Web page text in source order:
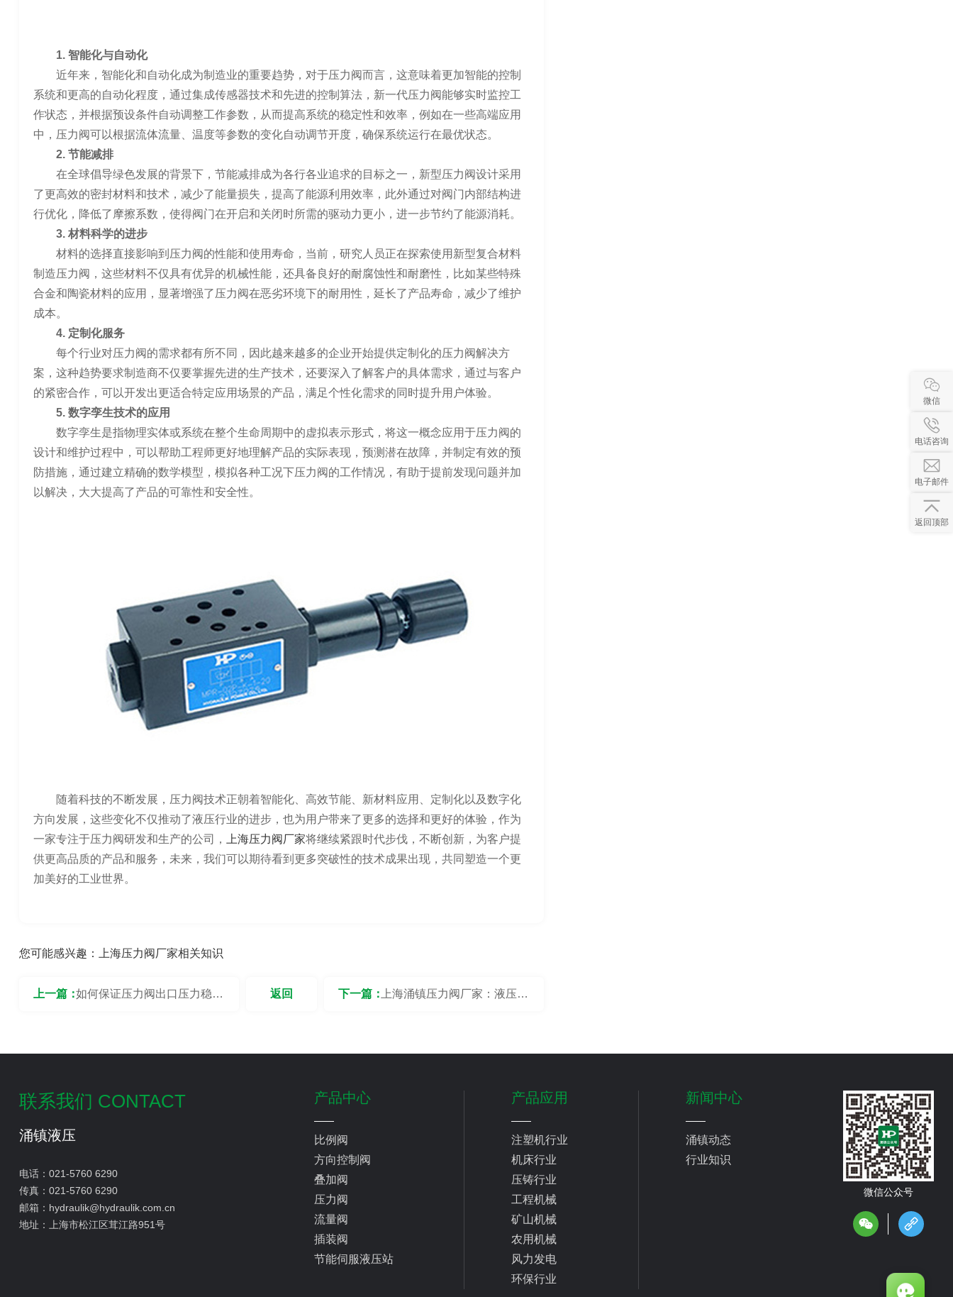
1. 智能化与自动化
近年来，智能化和自动化成为制造业的重要趋势，对于压力阀而言，这意味着更加智能的控制
系统和更高的自动化程度，通过集成传感器技术和先进的控制算法，新一代压力阀能够实时监控工
作状态，并根据预设条件自动调整工作参数，从而提高系统的稳定性和效率，例如在一些高端应用
中，压力阀可以根据流体流量、温度等参数的变化自动调节开度，确保系统运行在最优状态。
2. 节能减排
在全球倡导绿色发展的背景下，节能减排成为各行各业追求的目标之一，新型压力阀设计采用
了更高效的密封材料和技术，减少了能量损失，提高了能源利用效率，此外通过对阀门内部结构进
行优化，降低了摩擦系数，使得阀门在开启和关闭时所需的驱动力更小，进一步节约了能源消耗。
3. 材料科学的进步
材料的选择直接影响到压力阀的性能和使用寿命，当前，研究人员正在探索使用新型复合材料
制造压力阀，这些材料不仅具有优异的机械性能，还具备良好的耐腐蚀性和耐磨性，比如某些特殊
合金和陶瓷材料的应用，显著增强了压力阀在恶劣环境下的耐用性，延长了产品寿命，减少了维护
成本。
4. 定制化服务
每个行业对压力阀的需求都有所不同，因此越来越多的企业开始提供定制化的压力阀解决方
案，这种趋势要求制造商不仅要掌握先进的生产技术，还要深入了解客户的具体需求，通过与客户
的紧密合作，可以开发出更适合特定应用场景的产品，满足个性化需求的同时提升用户体验。
5. 数字孪生技术的应用
数字孪生是指物理实体或系统在整个生命周期中的虚拟表示形式，将这一概念应用于压力阀的
设计和维护过程中，可以帮助工程师更好地理解产品的实际表现，预测潜在故障，并制定有效的预
防措施，通过建立精确的数学模型，模拟各种工况下压力阀的工作情况，有助于提前发现问题并加
以解决，大大提高了产品的可靠性和安全性。
随着科技的不断发展，压力阀技术正朝着智能化、高效节能、新材料应用、定制化以及数字化
方向发展，这些变化不仅推动了液压行业的进步，也为用户带来了更多的选择和更好的体验，作为
一家专注于压力阀研发和生产的公司，
上海压力阀厂家将继续紧跟时代步伐，不断创新，为客户提
供更高品质的产品和服务，未来，我们可以期待看到更多突破性的技术成果出现，共同塑造一个更
加美好的工业世界。
您可能感兴趣： 上海压力阀厂家相关知识
上一篇：如何保证压力阀出口压力稳定 下一篇： 上海涌镇压力阀厂家：液压站
返回
联系我们 CONTACT
涌镇液压
电话： 021-5760 6290
传真： 021-5760 6290
邮箱： hydraulik@hydraulik.com.cn
地址：
上海市松江区茸江路951号
微信公众号
产品中心
比例阀
方向控制阀
叠加阀
压力阀
流量阀
插装阀
节能伺服液压站
产品应用
注塑机行业
机床行业
压铸行业
工程机械
矿山机械
农用机械
风力发电
环保行业
新闻中心
涌镇动态
行业知识
微信
电话咨询
电子邮件
返回顶部